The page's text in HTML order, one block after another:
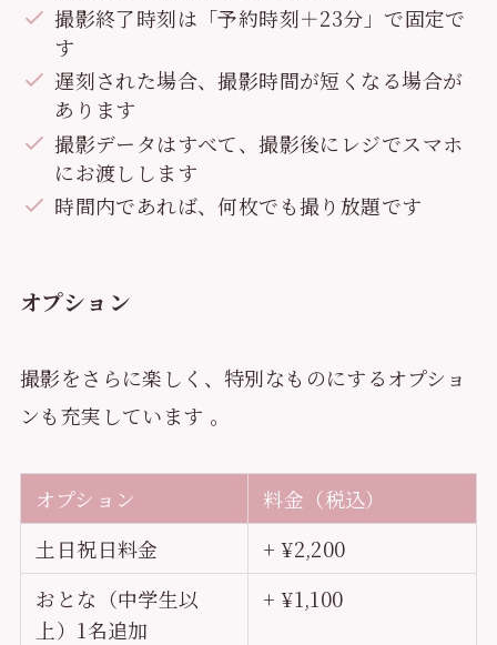
撮影終了時刻は「予約時刻＋23分」で固定で
す
遅刻された場合、撮影時間が短くなる場合が
あります
撮影データはすべて、撮影後にレジでスマホ
にお渡しします
時間内であれば、何枚でも撮り放題です
オプション
撮影をさらに楽しく、特別なものにするオプショ
ンも充実しています 。
オプション
料金（税込）
土日祝日料金
+ ¥2,200
おとな（中学生以
上）1名追加
+ ¥1,100